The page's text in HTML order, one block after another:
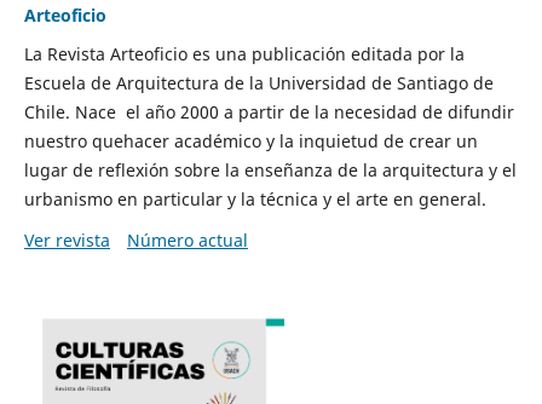
Arteoficio
La Revista Arteoficio es una publicación editada por la
Escuela de Arquitectura de la Universidad de Santiago de
Chile. Nace el año 2000 a partir de la necesidad de difundir
nuestro quehacer académico y la inquietud de crear un
lugar de reflexión sobre la enseñanza de la arquitectura y el
urbanismo en particular y la técnica y el arte en general.
Ver revista
Número actual